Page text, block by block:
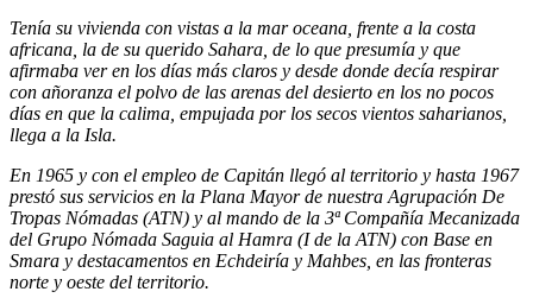
Tenía su vivienda con vistas a la mar oceana, frente a la costa
africana, la de su querido Sahara, de lo que presumía y que
afirmaba ver en los días más claros y desde donde decía respirar
con añoranza el polvo de las arenas del desierto en los no pocos
días en que la calima, empujada por los secos vientos saharianos,
llega a la Isla.
En 1965 y con el empleo de Capitán llegó al territorio y hasta 1967
prestó sus servicios en la Plana Mayor de nuestra Agrupación De
Tropas Nómadas (ATN) y al mando de la 3ª Compañía Mecanizada
del Grupo Nómada Saguia al Hamra (I de la ATN) con Base en
Smara y destacamentos en Echdeiría y Mahbes, en las fronteras
norte y oeste del territorio.